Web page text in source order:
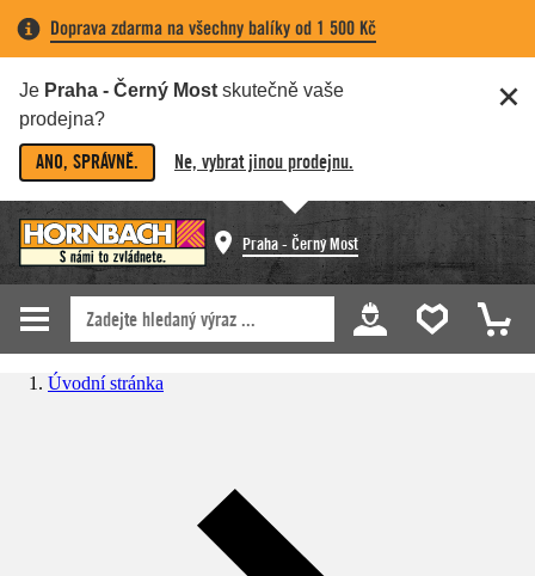
Doprava zdarma na všechny balíky od 1 500 Kč
Je Praha - Černý Most skutečně vaše
prodejna?
ANO, SPRÁVNĚ. Ne, vybrat jinou prodejnu.
Praha - Černý Most
Úvodní stránka